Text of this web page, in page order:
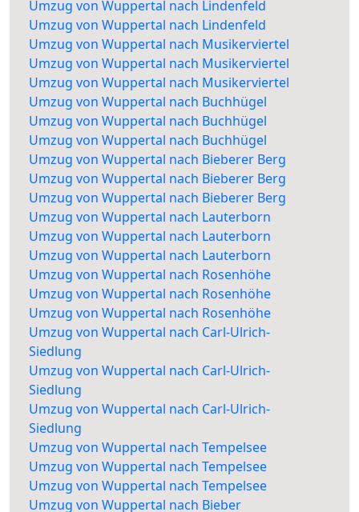
Umzug von Wuppertal nach Lindenfeld
Umzug von Wuppertal nach Lindenfeld
Umzug von Wuppertal nach Musikerviertel
Umzug von Wuppertal nach Musikerviertel
Umzug von Wuppertal nach Musikerviertel
Umzug von Wuppertal nach Buchhügel
Umzug von Wuppertal nach Buchhügel
Umzug von Wuppertal nach Buchhügel
Umzug von Wuppertal nach Bieberer Berg
Umzug von Wuppertal nach Bieberer Berg
Umzug von Wuppertal nach Bieberer Berg
Umzug von Wuppertal nach Lauterborn
Umzug von Wuppertal nach Lauterborn
Umzug von Wuppertal nach Lauterborn
Umzug von Wuppertal nach Rosenhöhe
Umzug von Wuppertal nach Rosenhöhe
Umzug von Wuppertal nach Rosenhöhe
Umzug von Wuppertal nach Carl-Ulrich-
Siedlung
Umzug von Wuppertal nach Carl-Ulrich-
Siedlung
Umzug von Wuppertal nach Carl-Ulrich-
Siedlung
Umzug von Wuppertal nach Tempelsee
Umzug von Wuppertal nach Tempelsee
Umzug von Wuppertal nach Tempelsee
Umzug von Wuppertal nach Bieber